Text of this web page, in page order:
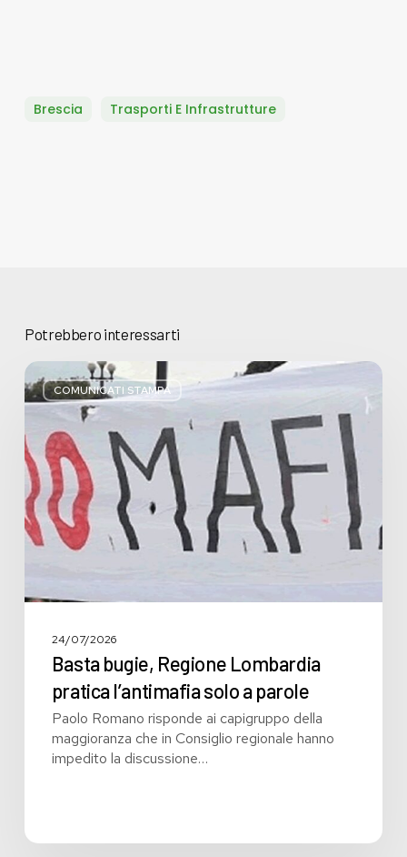
Brescia Trasporti E Infrastrutture
Potrebbero interessarti
COMUNICATI STAMPA
Basta
bugie,
Regione
Lombardia
pratica
l’antimafia
solo
a
parole
24/07/2026
Basta bugie, Regione Lombardia
pratica l’antimafia solo a parole
Paolo Romano risponde ai capigruppo della
maggioranza che in Consiglio regionale hanno
impedito la discussione…